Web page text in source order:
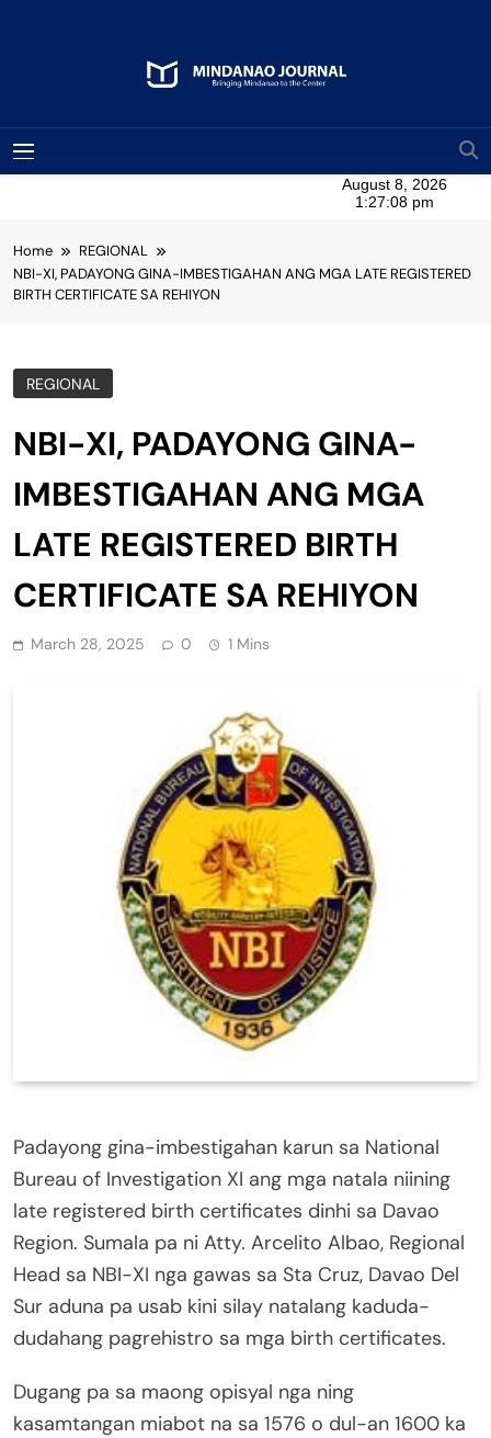
Mindanao Journal
Home
REGIONAL
NBI-XI, PADAYONG GINA-IMBESTIGAHAN ANG MGA LATE REGISTERED
BIRTH CERTIFICATE SA REHIYON
REGIONAL
NBI-XI, PADAYONG GINA-
IMBESTIGAHAN ANG MGA
LATE REGISTERED BIRTH
CERTIFICATE SA REHIYON
March 28, 2025 0 1 Mins
Padayong gina-imbestigahan karun sa National
Bureau of Investigation XI ang mga natala niining
late registered birth certificates dinhi sa Davao
Region. Sumala pa ni Atty. Arcelito Albao, Regional
Head sa NBI-XI nga gawas sa Sta Cruz, Davao Del
Sur aduna pa usab kini silay natalang kaduda-
dudahang pagrehistro sa mga birth certificates.
Dugang pa sa maong opisyal nga ning
kasamtangan miabot na sa 1576 o dul-an 1600 ka